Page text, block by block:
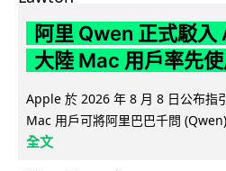
阿里 Qwen 正式駁入
大陸 Mac 用戶率先使
Apple 於 2026 年 8 月 8 日公布指
Mac 用戶可將阿里巴巴千問
全文